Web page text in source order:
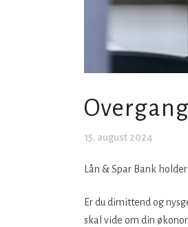
15. august 2024
Lån & Spar Bank
Er du dimittend og
skal vide om din